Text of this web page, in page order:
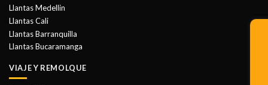
Llantas Medellin
Llantas Cali
Llantas Barranquilla
Llantas Bucaramanga
VIAJE Y REMOLQUE